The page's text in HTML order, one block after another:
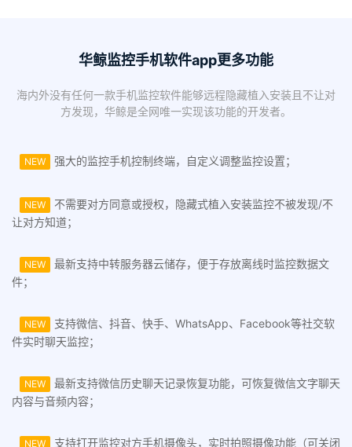
华鲸监控手机软件app更多功能
海内外没有任何一款手机监控软件能够远程隐藏植入安装且不让对
方发现，华鲸是全网唯一实现该功能的开发者。
NEW 强大的监控手机控制终端，自定义调整监控设置；
NEW
不需要对方同意或授权，隐藏式植入安装监控不被发现/不
让对方知道；
NEW
最新支持中转服务器云储存，便于存放离线时监控数据文
件；
NEW
支持微信、抖音、快手、WhatsApp、Facebook等社交软
件实时聊天监控；
NEW
最新支持微信历史聊天记录恢复功能，可恢复微信文字聊天
内容与音频内容；
NEW
支持打开监控对方手机摄像头，实时拍照摄像功能（可关闭